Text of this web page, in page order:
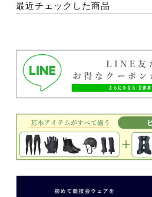
最近チェックした商品